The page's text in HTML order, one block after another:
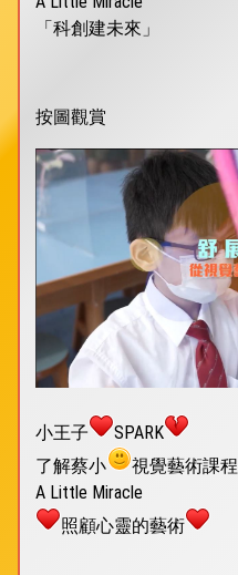
「科創建未來」
按圖觀賞
小王子
SPARK
了解蔡小
視覺藝術課程
A Little Miracle
照顧心靈的藝術